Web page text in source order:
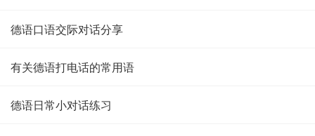
德语口语交际对话分享
有关德语打电话的常用语
德语日常小对话练习